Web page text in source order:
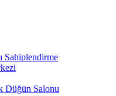
Sahiplendirme
Düğün Salonu